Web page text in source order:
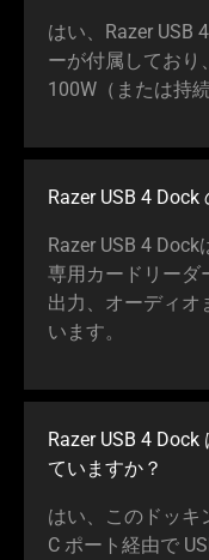
はい、Razer USB
ーが付属しており
100W（または持
Razer USB 4
Razer USB 4 Dock
専用カードリーダ
出力、オーディオ
い ます。
Razer USB 4
ていま すか ？
はい、このドッキ
C ポート経由で